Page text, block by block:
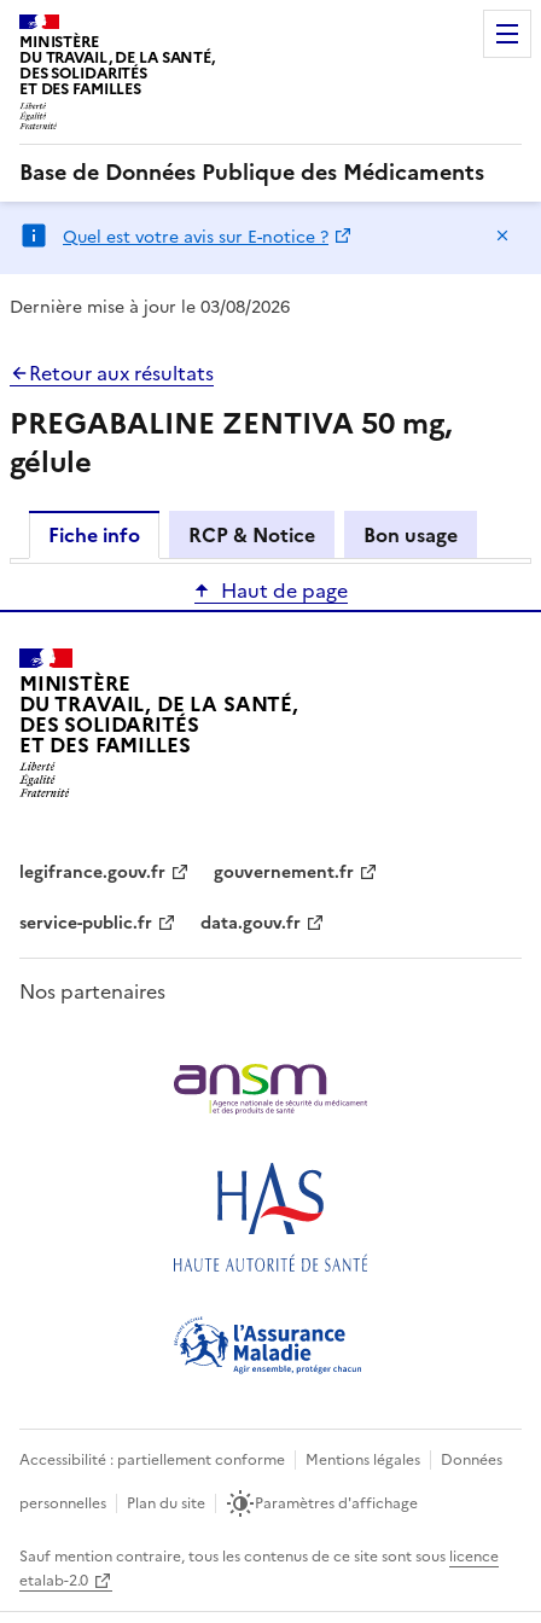
MINISTÈRE
DU TRAVAIL, DE LA SANTÉ,
DES SOLIDARITÉS
ET DES FAMILLES
Base de Données Publique des Médicaments
Quel est votre avis sur E-notice ?
Dernière mise à jour le 03/08/2026
Retour aux résultats
PREGABALINE ZENTIVA 50 mg,
gélule
Fiche info RCP & Notice
Bon usage
Haut de page
MINISTÈRE
DU TRAVAIL, DE LA SANTÉ,
DES SOLIDARITÉS
ET DES FAMILLES
legifrance.gouv.fr
gouvernement.fr
service-public.fr
data.gouv.fr
Nos partenaires
Accessibilité : partiellement conforme Mentions légales
Données
personnelles
Plan du site Paramètres d'affichage
Sauf mention contraire, tous les contenus de ce site sont sous licence
etalab-2.0